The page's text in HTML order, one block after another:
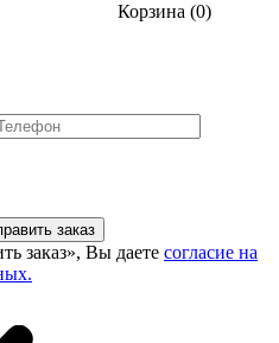
Корзина (0)
заказ
заказ», Вы даете согласие на